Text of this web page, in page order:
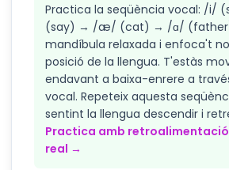
Practica la seqüència vocal: /i/
(say) → /æ/ (cat) → /ɑ/
mandíbula relaxada i enfoca't
posició de la llengua. T'estàs
endavant a baixa-enrere a
vocal. Repeteix aquesta
sentint la llengua descendir i
Practica amb
real →